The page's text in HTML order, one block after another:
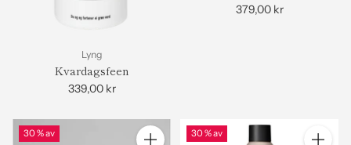
Lyng
Kvardagsfeen
339,00 kr
379,00 kr
30 % av 30 % av